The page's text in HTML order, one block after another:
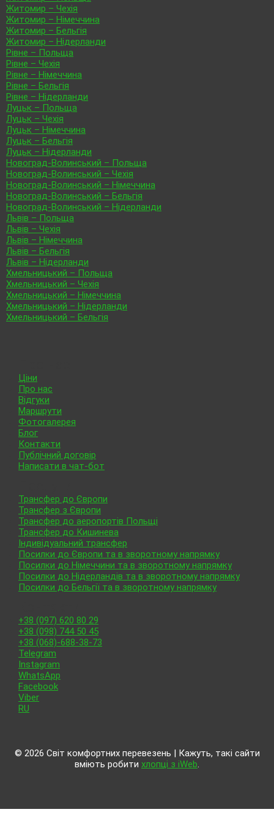
Житомир – Чехія
Житомир – Німеччина
Житомир – Бельгія
Житомир – Нідерланди
Рівне – Польща
Рівне – Чехія
Рівне – Німеччина
Рівне – Бельгія
Рівне – Нідерланди
Луцьк – Польща
Луцьк – Чехія
Луцьк – Німеччина
Луцьк – Бельгія
Луцьк – Нідерланди
Новоград-Волинський – Польща
Новоград-Волинський – Чехія
Новоград-Волинський – Німеччина
Новоград-Волинський – Бельгія
Новоград-Волинський – Нідерланди
Львів – Польща
Львів – Чехія
Львів – Німеччина
Львів – Бельгія
Львів – Нідерланди
Хмельницький – Польща
Хмельницький – Чехія
Хмельницький – Німеччина
Хмельницький – Нідерланди
Хмельницький – Бельгія
Ціни
Про нас
Відгуки
Маршрути
Фотогалерея
Блог
Контакти
Публічний договір
Написати в чат-бот
Трансфер до Європи
Трансфер з Європи
Трансфер до аеропортів Польщі
Трансфер до Кишинева
Індивідуальний трансфер
Посилки до Європи та в зворотному напрямку
Посилки до Німеччини та в зворотному напрямку
Посилки до Нідерландів та в зворотному напрямку
Посилки до Бельгії та в зворотному напрямку
+38 (097) 620 80 29
+38 (098) 744 50 45
+38 (068)-688-38-73
Telegram
Instagram
WhatsApp
Facebook
Viber
RU
© 2026 Світ комфортних перевезень | Кажуть, такі сайти
вміють робити хлопці з iWeb.